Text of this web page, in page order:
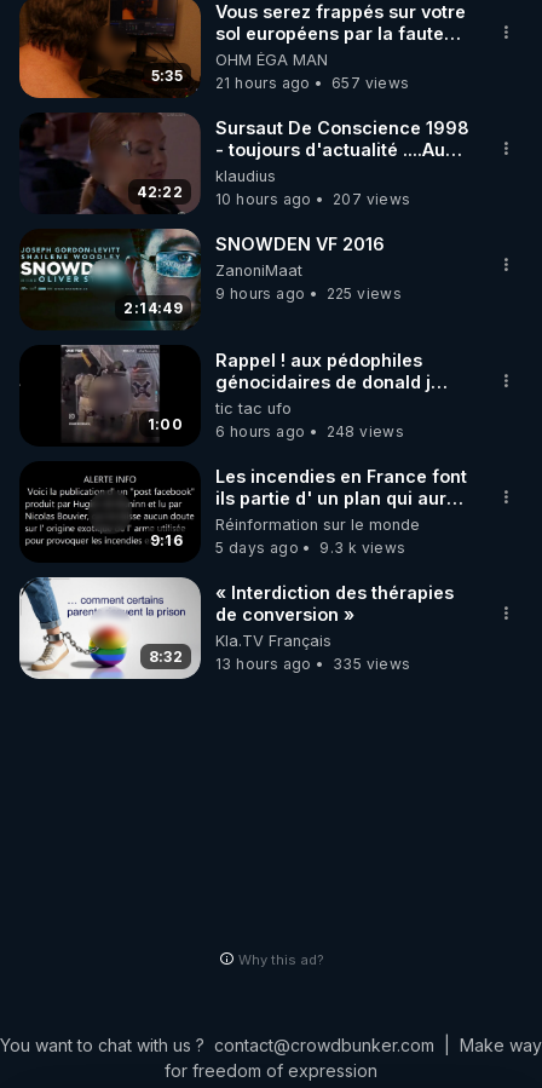
5:35
Vous serez frappés sur votre
sol européens par la faute
des dirigeants qui s'en
mettent dans le nez
OHM ÉGA MAN
21 hours ago
657 views
42:22
Sursaut De Conscience 1998
- toujours d'actualité ....Au
Dela Du Réel
klaudius
10 hours ago
207 views
2:14:49
SNOWDEN VF 2016
ZanoniMaat
9 hours ago
225 views
1:00
Rappel ! aux pédophiles
génocidaires de donald j
trump et ses supporters
trumpistes 424et 666.
tic tac ufo
6 hours ago
248 views
9:16
Les incendies en France font
ils partie d' un plan qui aurait
débuté le 11 septembre 2001
?
Réinformation sur le monde
5 days ago
9.3 k views
8:32
« Interdiction des thérapies
de conversion »
Kla.TV Français
13 hours ago
335 views
Why this ad?
You want to chat with us ? contact@crowdbunker.com
Make way
for freedom of expression